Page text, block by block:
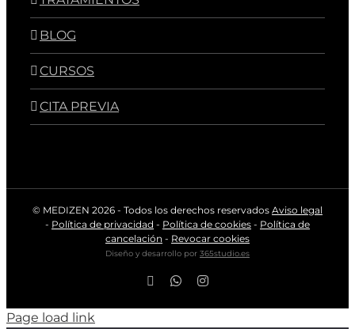
BLOG
CURSOS
CITA PREVIA
© MEDIZEN 2026 - Todos los derechos reservados Aviso legal
- Política de privacidad - Política de cookies - Política de
cancelación - Revocar cookies
Diseño y desarrollo por 365studio.es
FacebookWhatsAppInstagram
Page load link